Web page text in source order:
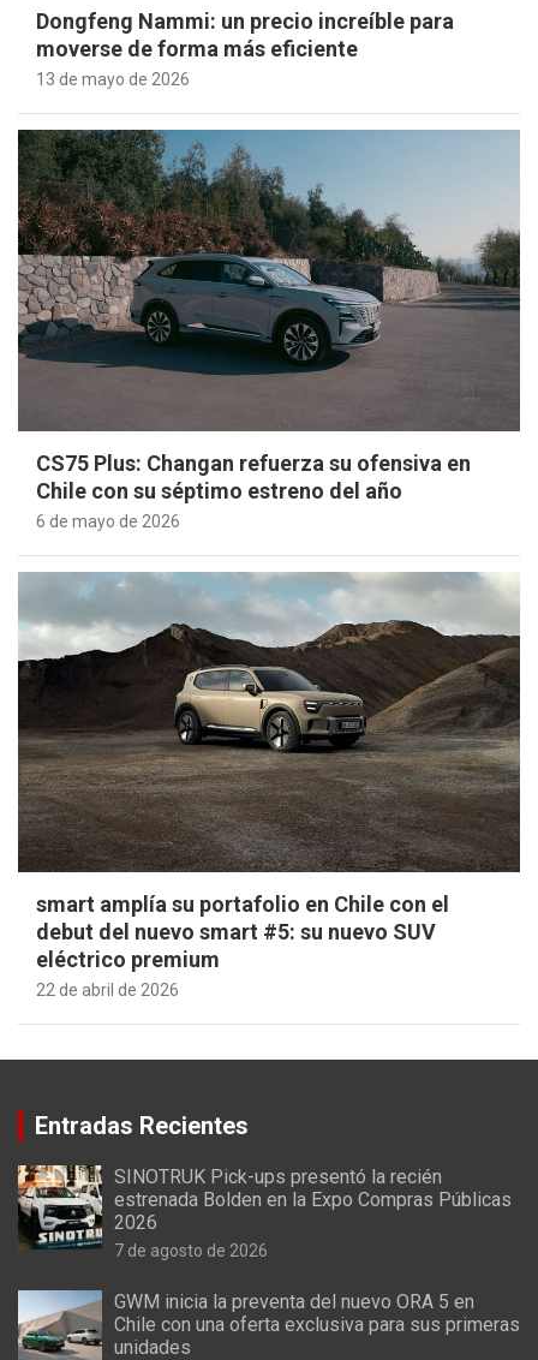
Dongfeng Nammi: un precio increíble para
moverse de forma más eficiente
13 de mayo de 2026
CS75 Plus: Changan refuerza su ofensiva en
Chile con su séptimo estreno del año
6 de mayo de 2026
smart amplía su portafolio en Chile con el
debut del nuevo smart #5: su nuevo SUV
eléctrico premium
22 de abril de 2026
Entradas Recientes
SINOTRUK Pick-ups presentó la recién
estrenada Bolden en la Expo Compras Públicas
2026
7 de agosto de 2026
GWM inicia la preventa del nuevo ORA 5 en
Chile con una oferta exclusiva para sus primeras
unidades